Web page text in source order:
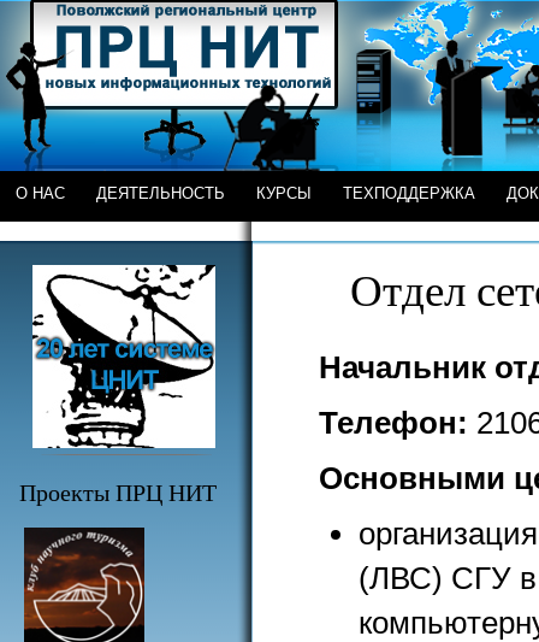
О НАС ДЕЯТЕЛЬНОСТЬ КУРСЫ ТЕХПОДДЕРЖКА
Проекты ПРЦ НИТ
Отдел
Начальник
Телефон:
Основными
(ЛВС) СГУ в